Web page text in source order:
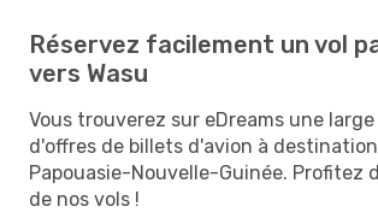
Réservez facilement un vol
vers Wasu
Vous trouverez sur eDreams une
d'offres de billets d'avion à destination
Papouasie-Nouvelle-Guinée. Profitez
de nos vols !